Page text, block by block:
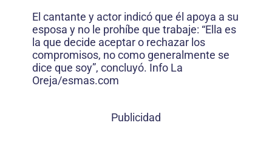
El cantante y actor indicó que él apoya a su
esposa y no le prohíbe que trabaje: “Ella es
la que decide aceptar o rechazar los
compromisos, no como generalmente se
dice que soy”, concluyó. Info La
Oreja/esmas.com
Publicidad